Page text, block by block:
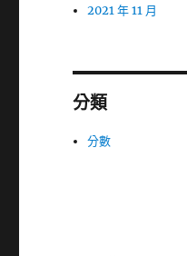
2021 年 11 月
分類
分數